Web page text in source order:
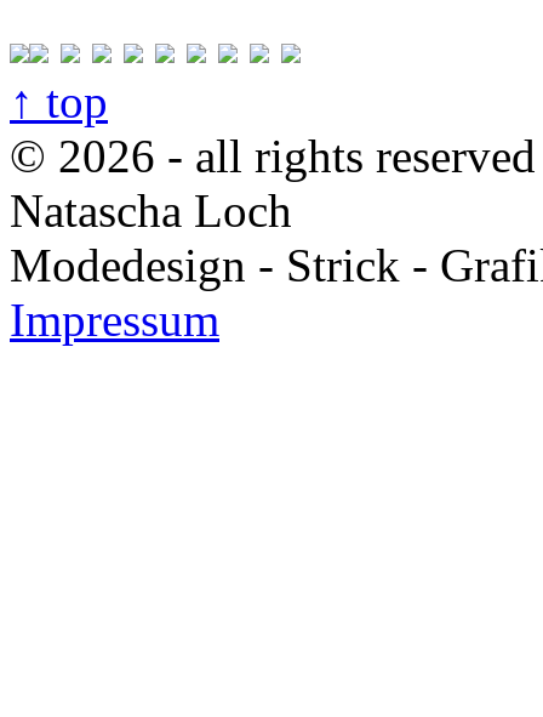
↑ top
© 2026 - all rights reserved
Natascha Loch
Modedesign - Strick -
Impressum